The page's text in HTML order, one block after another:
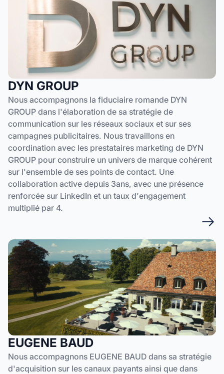
DYN GROUP
Nous accompagnons la fiduciaire romande DYN
GROUP dans l'élaboration de sa stratégie de
communication sur les réseaux sociaux et sur ses
campagnes publicitaires. Nous travaillons en
coordination avec les prestataires marketing de DYN
GROUP pour construire un univers de marque cohérent
sur l'ensemble de ses points de contact. Une
collaboration active depuis 3ans, avec une présence
renforcée sur LinkedIn et un taux d'engagement
multiplié par 4.
EUGENE BAUD
Nous accompagnons EUGENE BAUD dans sa stratégie
d'acquisition sur les canaux payants ainsi que dans